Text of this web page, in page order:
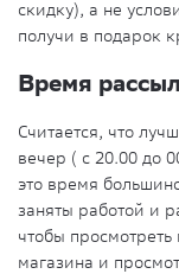
скидку), а не
получи в подарок
Время
Считается, что
вечер ( с 20.00 до
это время
заняты работой и
чтобы
магазина и